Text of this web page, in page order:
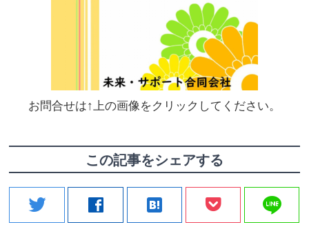
お問合せは↑上の画像をクリックしてください。
この記事をシェアする
twitter facebook hatenabookmark line